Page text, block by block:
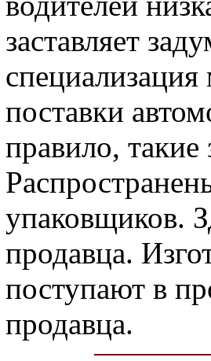
заставляет
поставки
правило, такие
упаковщиков.
продавца.
поступают в
продавца.